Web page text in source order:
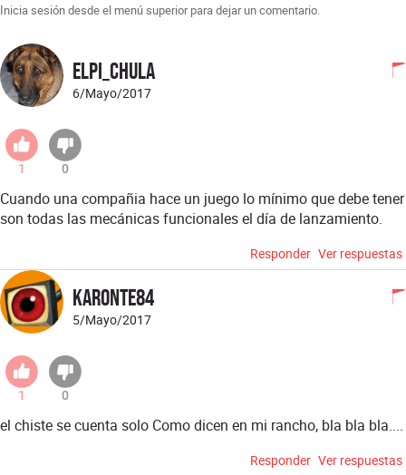
Inicia sesión desde el menú superior para dejar un comentario.
ElPi_chula
6/Mayo/2017
1 0
Cuando una compañia hace un juego lo mínimo que debe tener
son todas las mecánicas funcionales el día de lanzamiento.
Responder Ver respuestas
karonte84
5/Mayo/2017
1 0
el chiste se cuenta solo Como dicen en mi rancho, bla bla bla....
Responder Ver respuestas